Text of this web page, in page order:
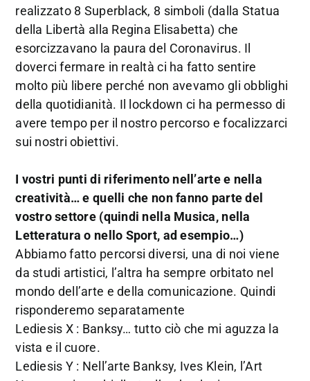
realizzato 8 Superblack, 8 simboli (dalla Statua
della Libertà alla Regina Elisabetta) che
esorcizzavano la paura del Coronavirus. Il
doverci fermare in realtà ci ha fatto sentire
molto più libere perché non avevamo gli obblighi
della quotidianità. Il lockdown ci ha permesso di
avere tempo per il nostro percorso e focalizzarci
sui nostri obiettivi.
I vostri punti di riferimento nell’arte e nella
creatività… e quelli che non fanno parte del
vostro settore (quindi nella Musica, nella
Letteratura o nello Sport, ad esempio…)
Abbiamo fatto percorsi diversi, una di noi viene
da studi artistici, l’altra ha sempre orbitato nel
mondo dell’arte e della comunicazione. Quindi
risponderemo separatamente
Lediesis X : Banksy… tutto ciò che mi aguzza la
vista e il cuore.
Lediesis Y : Nell’arte Banksy, Ives Klein, l’Art